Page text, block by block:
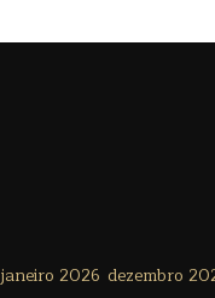
janeiro 2026 dezembro